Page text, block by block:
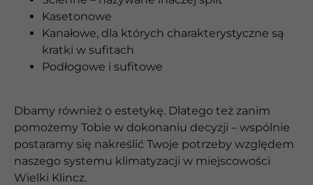
Kasetonowe
Kanałowe, dla których charakterystyczne są
kratki w sufitach
Podłogowe i sufitowe
Dbamy również o estetykę. Dlatego też zanim
pomożemy Tobie w dokonaniu decyzji – wspólnie
postaramy się nakreślić Twoje potrzeby względem
naszego systemu klimatyzacji w miejscowości
Wielki Klincz.